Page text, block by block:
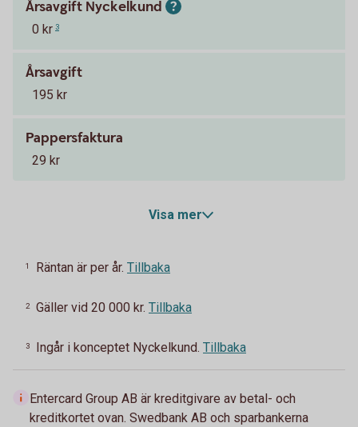
Årsavgift Nyckelkund
0 kr 3
Årsavgift
195 kr
Pappersfaktura
29 kr
Visa mer
1 Räntan är per år. Tillbaka
2 Gäller vid 20 000 kr. Tillbaka
3 Ingår i konceptet Nyckelkund. Tillbaka
Entercard Group AB är kreditgivare av betal- och
kreditkortet ovan. Swedbank AB och sparbankerna